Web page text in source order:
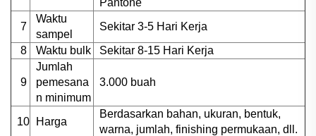
7
Waktu
sampel
Sekitar 3-5 Hari Kerja
8
Waktu bulk Sekitar 8-15 Hari Kerja
9
Jumlah
pemesana
n minimum
3.000 buah
10 Harga
Berdasarkan bahan, ukuran, bentuk,
warna, jumlah, finishing permukaan, dll.